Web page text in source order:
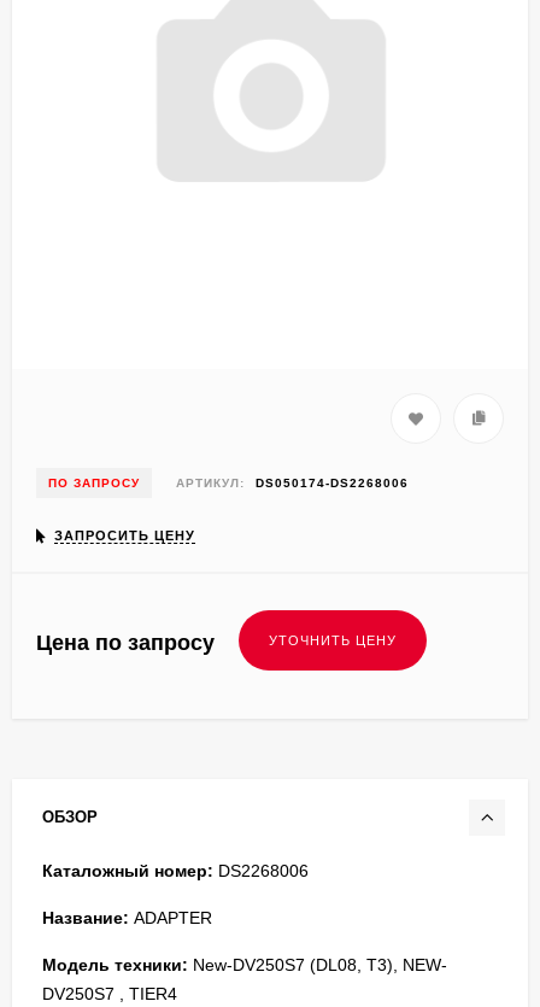
ПО ЗАПРОСУ АРТИКУЛ: DS050174-DS2268006
ЗАПРОСИТЬ ЦЕНУ
Цена по запросу
ОБЗОР
Каталожный номер: DS2268006
Название: ADAPTER
Модель техники: New-DV250S7 (DL08, T3), NEW-
DV250S7 , TIER4